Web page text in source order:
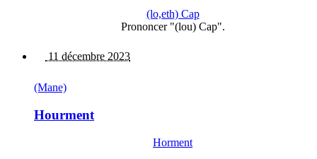
(lo,eth) Cap
Prononcer "(lou) Cap".
11 décembre 2023
(Mane)
Hourment
Horment